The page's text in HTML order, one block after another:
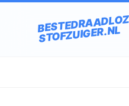
STOFZUIGER.NL